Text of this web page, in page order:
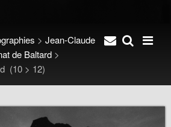
> Jean-Claude
de Baltard >
(10 > 12)